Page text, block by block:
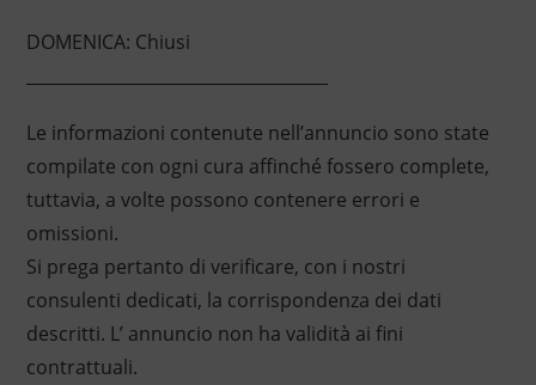
DOMENICA: Chiusi
Le informazioni contenute nell’annuncio sono state
compilate con ogni cura affinché fossero complete,
tuttavia, a volte possono contenere errori e
omissioni.
Si prega pertanto di verificare, con i nostri
consulenti dedicati, la corrispondenza dei dati
descritti. L’ annuncio non ha validità ai fini
contrattuali.